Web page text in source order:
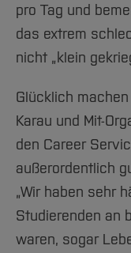
pro Tag und
das extrem
nicht „klein
Glücklich
Karau und Mit-
den Career
außerordentlich
„Wir haben sehr
Studierenden an
waren, sogar